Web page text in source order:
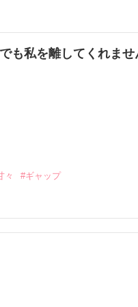
も私を離してくれませ
々 #ギャップ
。